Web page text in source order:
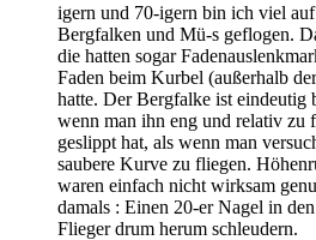
igern und 70-igern bin ich viel auf
Bergfalken und Mü-s geflogen.
die hatten sogar
Faden beim Kurbel (außerhalb
hatte. Der Bergfalke ist eindeutig
wenn man ihn eng und relativ zu
geslippt hat, als wenn man
saubere Kurve zu fliegen.
waren einfach nicht wirksam
damals : Einen 20-er Nagel in
Flieger drum herum schleudern.